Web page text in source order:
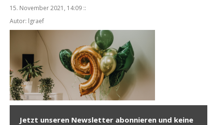
15. November 2021, 14:09 ::
Autor: lgraef
Jetzt unseren Newsletter abonnieren und keine